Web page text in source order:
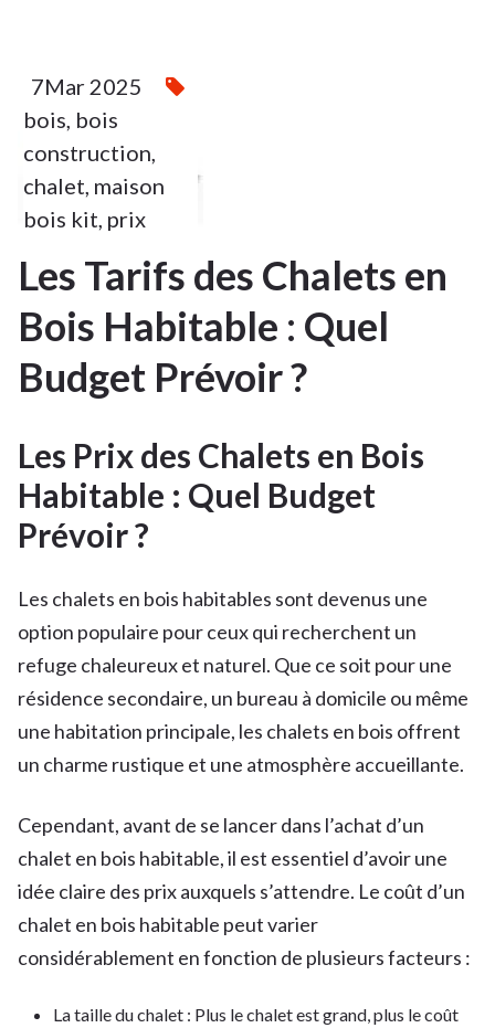
7
MAR
2025
7Mar 2025
bois bois
construction
chalet maison
bois kit prix
Les Tarifs des Chalets en
Bois Habitable : Quel
Budget Prévoir ?
Les Prix des Chalets en Bois
Habitable : Quel Budget
Prévoir ?
Les chalets en bois habitables sont devenus une
option populaire pour ceux qui recherchent un
refuge chaleureux et naturel. Que ce soit pour une
résidence secondaire, un bureau à domicile ou même
une habitation principale, les chalets en bois offrent
un charme rustique et une atmosphère accueillante.
Cependant, avant de se lancer dans l’achat d’un
chalet en bois habitable, il est essentiel d’avoir une
idée claire des prix auxquels s’attendre. Le coût d’un
chalet en bois habitable peut varier
considérablement en fonction de plusieurs facteurs :
La taille du chalet : Plus le chalet est grand, plus le coût